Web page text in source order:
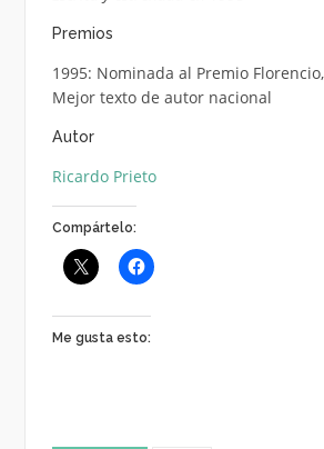
Premios
1995: Nominada al Premio
Mejor texto de autor nacional
Autor
Ricardo Prieto
Compártelo:
Me gusta esto: